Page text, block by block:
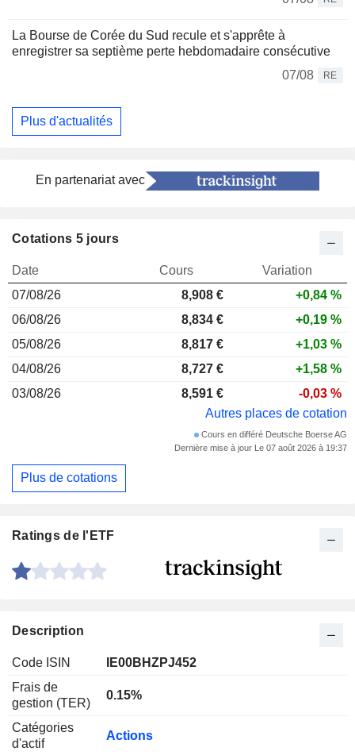
La Bourse de Corée du Sud recule et s'apprête à
enregistrer sa septième perte hebdomadaire consécutive
07/08
RE
Plus d'actualités
En partenariat avec
Cotations 5 jours
Date Cours
Variation
07/08/26
8,908 €
+0,84 %
06/08/26
8,834 €
+0,19 %
05/08/26
8,817 €
+1,03 %
04/08/26
8,727 €
+1,58 %
03/08/26
8,591 €
-0,03 %
Autres places de cotation
Cours en différé Deutsche Boerse AG
Dernière mise à jour Le 07 août 2026 à 19:37
Plus de cotations
Ratings de l'ETF
Description
Code ISIN
IE00BHZPJ452
Frais de
gestion (TER)
0.15%
Catégories
d'actif
Actions